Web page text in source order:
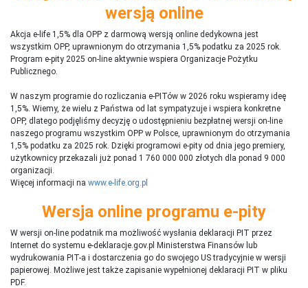
wersją online
Akcja e-life 1,5% dla OPP z darmową wersją online dedykowna jest
wszystkim OPP, uprawnionym do otrzymania 1,5% podatku za 2025 rok.
Program e-pity 2025 on-line aktywnie wspiera Organizacje Pożytku
Publicznego.
W naszym programie do rozliczania e-PITów w 2026 roku wspieramy ideę
1,5%. Wiemy, że wielu z Państwa od lat sympatyzuje i wspiera konkretne
OPP, dlatego podjęliśmy decyzję o udostępnieniu bezpłatnej wersji on-line
naszego programu wszystkim OPP w Polsce, uprawnionym do otrzymania
1,5% podatku za 2025 rok. Dzięki programowi e-pity od dnia jego premiery,
użytkownicy przekazali już ponad 1 760 000 000 złotych dla ponad 9 000
organizacji.
Więcej informacji na www.e-life.org.pl
Wersja online programu e-pity
W wersji on-line podatnik ma możliwość wysłania deklaracji PIT przez
Internet do systemu e-deklaracje.gov.pl Ministerstwa Finansów lub
wydrukowania PIT-a i dostarczenia go do swojego US tradycyjnie w wersji
papierowej. Możliwe jest także zapisanie wypełnionej deklaracji PIT w pliku
PDF.